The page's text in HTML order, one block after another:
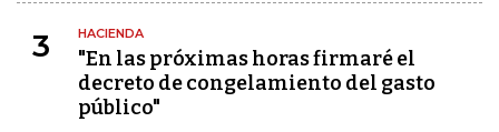
3 HACIENDA
"En las próximas horas firmaré el
decreto de congelamiento del gasto
público"